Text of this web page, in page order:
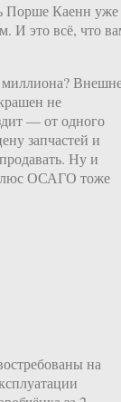
Порше Каенн уже
И это всё, что
миллиона?
не
— от одного
запчастей и
Ну и
ОСАГО тоже
на